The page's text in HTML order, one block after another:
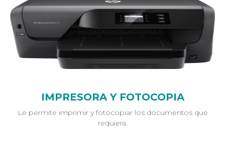
IMPRESORA Y FOTOCOPIA
Le permite imprimir y fotocopiar los documentos que
requiera.